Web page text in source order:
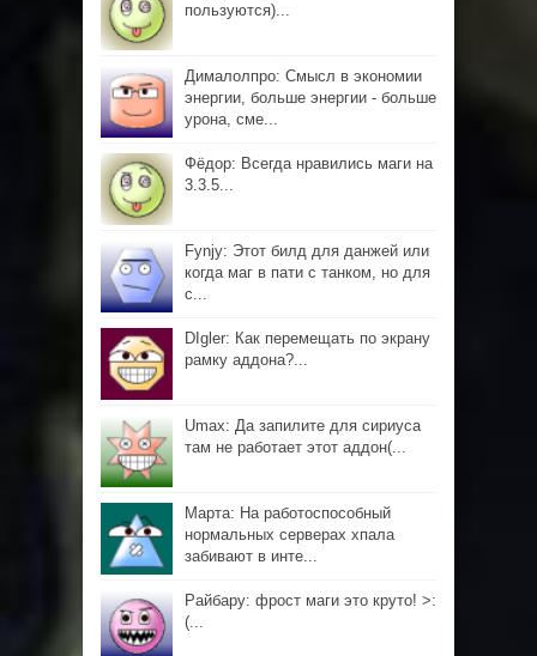
пользуются)...
Дималолпро: Смысл в экономии
энергии, больше энергии - больше
урона, сме...
Фёдор: Всегда нравились маги на
3.3.5...
Fynjy: Этот билд для данжей или
когда маг в пати с танком, но для
с...
DIgler: Как перемещать по экрану
рамку аддона?...
Umax: Да запилите для сириуса
там не работает этот аддон(...
Марта: На работоспособный
нормальных серверах хпала
забивают в инте...
Райбару: фрост маги это круто! >:
(...